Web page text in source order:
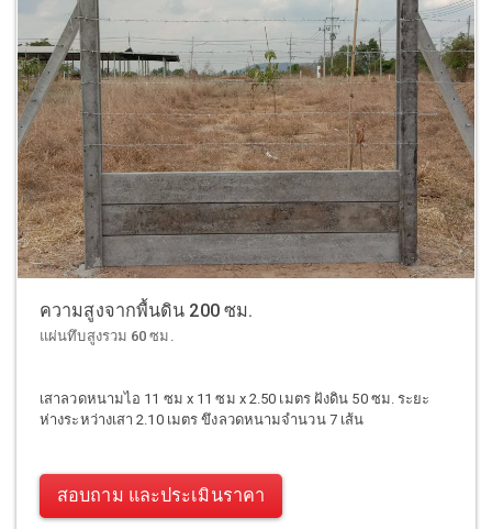
ความสูงจากพื้นดิน 200 ซม.
แผ่นทึบสูงรวม 60 ซม.
เสาลวดหนามไอ 11 ซม x 11 ซม x 2.50 เมตร ฝังดิน 50 ซม. ระยะ
ห่างระหว่างเสา 2.10 เมตร ขึงลวดหนามจำนวน 7 เส้น
สอบถาม และประเมินราคา